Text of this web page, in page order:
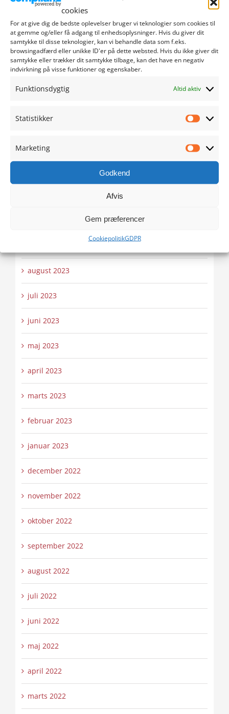
cookies
For at give dig de bedste oplevelser bruger vi teknologier som cookies til
at gemme og/eller få adgang til enhedsoplysninger. Hvis du giver dit
samtykke til disse teknologier, kan vi behandle data som f.eks.
browsingadfærd eller unikke ID'er på dette websted. Hvis du ikke giver dit
samtykke eller trækker dit samtykke tilbage, kan det have en negativ
indvirkning på visse funktioner og egenskaber.
Funktionsdygtig Altid aktiv
Statistikker
Marketing
Godkend
Afvis
Gem præferencer
CookiepolitikGDPR
juni 2024
maj 2024
april 2024
marts 2024
februar 2024
januar 2024
august 2023
juli 2023
juni 2023
maj 2023
april 2023
marts 2023
februar 2023
januar 2023
december 2022
november 2022
oktober 2022
september 2022
august 2022
juli 2022
juni 2022
maj 2022
april 2022
marts 2022